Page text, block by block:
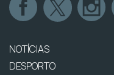
NOTÍCIAS
DESPORTO